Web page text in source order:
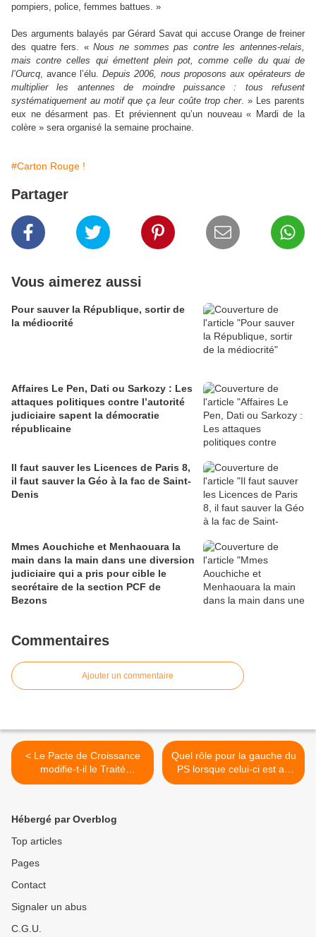
pompiers, police, femmes battues. »
Des arguments balayés par Gérard Savat qui accuse Orange de freiner
des quatre fers. «Nous ne sommes pas contre les antennes-relais,
mais contre celles qui émettent plein pot, comme celle du quai de
l’Ourcq, avance l’élu.Depuis 2006, nous proposons aux opérateurs de
multiplier les antennes de moindre puissance : tous refusent
systématiquement au motif que ça leur coûte trop cher. » Les parents
eux ne désarment pas. Et préviennent qu’un nouveau « Mardi de la
colère » sera organisé la semaine prochaine.
#Carton Rouge !
Partager
Vous aimerez aussi
Pour sauver la République, sortir de
la médiocrité
Affaires Le Pen, Dati ou Sarkozy : Les
attaques politiques contre l’autorité
judiciaire sapent la démocratie
républicaine
Il faut sauver les Licences de Paris 8,
il faut sauver la Géo à la fac de Saint-
Denis
Mmes Aouchiche et Menhaouara la
main dans la main dans une diversion
judiciaire qui a pris pour cible le
secrétaire de la section PCF de
Bezons
Commentaires
Ajouter un commentaire
< Le Pacte de Croissance
modifie-t-il le Traité
Merkozy ?
Quel rôle pour la gauche du
PS lorsque celui-ci est au
pouvoir ? >
Hébergé par Overblog
Top articles
Pages
Contact
Signaler un abus
C.G.U.